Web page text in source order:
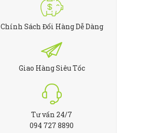
Chính Sách Đổi Hàng Dễ Dàng
Giao Hàng Siêu Tốc
Tư vấn 24/7
094 727 8890